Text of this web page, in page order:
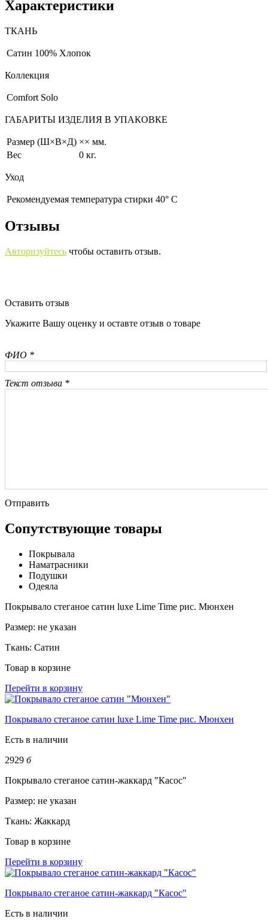
Характеристики
ТКАНЬ
Сатин 100% Хлопок
Коллекция
Comfort Solo
ГАБАРИТЫ ИЗДЕЛИЯ В УПАКОВКЕ
Размер (Ш×В×Д) ×× мм.
Вес
0 кг.
Уход
Рекомендуемая температура стирки 40° С
Отзывы
Авторизуйтесь чтобы оставить отзыв.
Оставить отзыв
Укажите Вашу оценку и оставте отзыв о товаре
ФИО *
Текст отзыва *
Отправить
Сопутствующие товары
Покрывала
Наматрасники
Подушки
Одеяла
Покрывало стеганое сатин luxe Lime Time рис. Мюнхен
Размер: не указан
Ткань: Сатин
Товар в корзине
Перейти в корзину
Покрывало стеганое сатин luxe Lime Time рис. Мюнхен
Есть в наличии
2929 б
Покрывало стеганое сатин-жаккард "Касос"
Размер: не указан
Ткань: Жаккард
Товар в корзине
Перейти в корзину
Покрывало стеганое сатин-жаккард "Касос"
Есть в наличии